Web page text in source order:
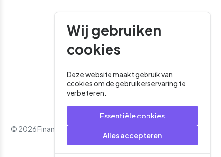
Wij gebruiken
cookies
Deze website maakt gebruik van
cookies om de gebruikerservaring te
verbeteren.
Essentiële cookies
Alles accepteren
© 2026 Financial Media. Alle rechten voorbehouden. - Website
Roger That